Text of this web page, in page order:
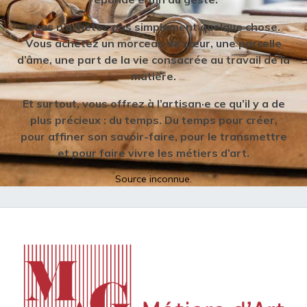
Vous n’achetez pas simplement quelque chose.
Vous achetez un morceau de cœur, une parcelle
d’âme, une part de la vie consacrée au travail de la
matière.
Et surtout, vous offrez à l’artisan·e ce qu’il y a de
plus précieux : du temps. Du temps pour créer,
pour affiner son savoir-faire, pour le transmettre
et pour faire vivre les métiers d’art.
Source inconnue.